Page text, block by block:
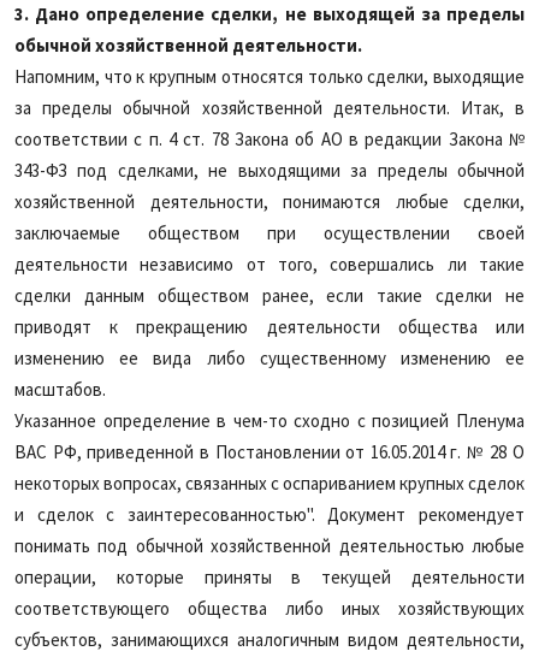
3. Дано определение сделки, не выходящей за пределы
обычной хозяйственной деятельности.
Напомним, что к крупным относятся только сделки, выходящие
за пределы обычной хозяйственной деятельности. Итак, в
соответствии с п. 4 ст. 78 Закона об АО в редакции Закона №
343-ФЗ под сделками, не выходящими за пределы обычной
хозяйственной деятельности, понимаются любые сделки,
заключаемые обществом при осуществлении своей
деятельности независимо от того, совершались ли такие
сделки данным обществом ранее, если такие сделки не
приводят к прекращению деятельности общества или
изменению ее вида либо существенному изменению ее
масштабов.
Указанное определение в чем-то сходно с позицией Пленума
ВАС РФ, приведенной в Постановлении от 16.05.2014 г. № 28 О
некоторых вопросах, связанных с оспариванием крупных сделок
и сделок с заинтересованностью". Документ рекомендует
понимать под обычной хозяйственной деятельностью любые
операции, которые приняты в текущей деятельности
соответствующего общества либо иных хозяйствующих
субъектов, занимающихся аналогичным видом деятельности,